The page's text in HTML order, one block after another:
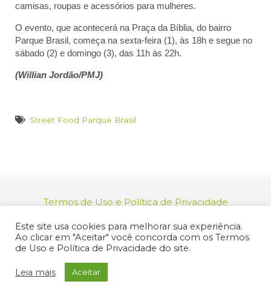
camisas, roupas e acessórios para mulheres.
O evento, que acontecerá na Praça da Bíblia, do bairro
Parque Brasil, começa na sexta-feira (1), às 18h e segue no
sábado (2) e domingo (3), das 11h às 22h.
(Willian Jordão/PMJ)
Street Food Parque Brasil
Termos de Uso e Política de Privacidade
46.694.139/0001-83 | (12) 3955-9000
Endereço: Praça dos Três Poderes, 73 - Centro -
Jacareí/SP - CEP 12327-170
Este site usa cookies para melhorar sua experiência.
Ao clicar em "Aceitar" você concorda com os Termos
de Uso e Política de Privacidade do site.
Leia mais Aceitar